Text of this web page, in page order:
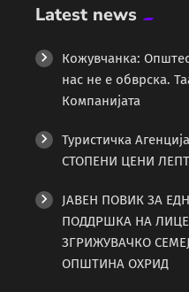
Latest news
Кожувчанка:
нас не е обврска.
Компанијата
Туристичка
СТОПЕНИ ЦЕНИ
ЈАВЕН ПОВИК ЗА
ПОДДРШКА НА
ЗГРИЖУВАЧКО
ОПШТИНА ОХРИД